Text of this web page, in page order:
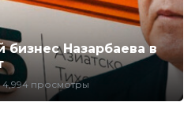
бизнес Назарбаева в
4,994 просмотры